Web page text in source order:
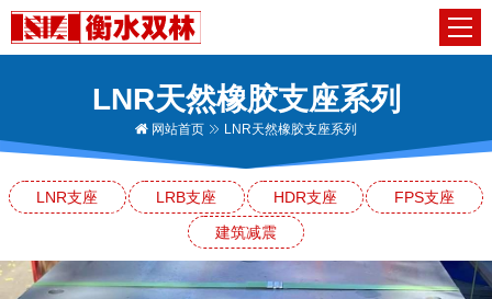
LNR天然橡胶支座系列
网站首页 LNR天然橡胶支座系列
LNR支座 LRB支座 HDR支座
FPS支座
建筑减震